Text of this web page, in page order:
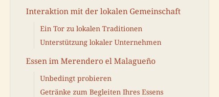
Interaktion mit der lokalen Gemeinschaft
Ein Tor zu lokalen Traditionen
Unterstützung lokaler Unternehmen
Essen im Merendero el Malagueño
Unbedingt probieren
Getränke zum Begleiten Ihres Essens